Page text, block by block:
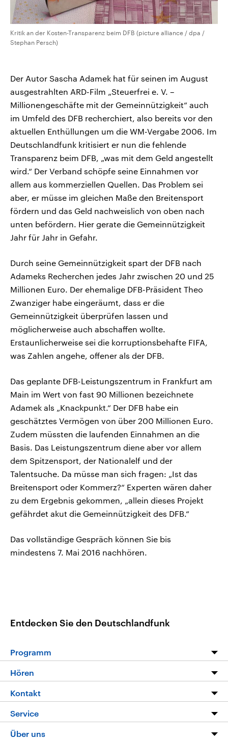
Kritik an der Kosten-Transparenz beim DFB (picture alliance / dpa /
Stephan Persch)
Der Autor Sascha Adamek hat für seinen im August
ausgestrahlten ARD-Film „Steuerfrei e. V. –
Millionengeschäfte mit der Gemeinnützigkeit“ auch
im Umfeld des DFB recherchiert, also bereits vor den
aktuellen Enthüllungen um die WM-Vergabe 2006. Im
Deutschlandfunk kritisiert er nun die fehlende
Transparenz beim DFB, „was mit dem Geld angestellt
wird.“ Der Verband schöpfe seine Einnahmen vor
allem aus kommerziellen Quellen. Das Problem sei
aber, er müsse im gleichen Maße den Breitensport
fördern und das Geld nachweislich von oben nach
unten befördern. Hier gerate die Gemeinnützigkeit
Jahr für Jahr in Gefahr.
Durch seine Gemeinnützigkeit spart der DFB nach
Adameks Recherchen jedes Jahr zwischen 20 und 25
Millionen Euro. Der ehemalige DFB-Präsident Theo
Zwanziger habe eingeräumt, dass er die
Gemeinnützigkeit überprüfen lassen und
möglicherweise auch abschaffen wollte.
Erstaunlicherweise sei die korruptionsbehafte FIFA,
was Zahlen angehe, offener als der DFB.
Das geplante DFB-Leistungszentrum in Frankfurt am
Main im Wert von fast 90 Millionen bezeichnete
Adamek als „Knackpunkt.“ Der DFB habe ein
geschätztes Vermögen von über 200 Millionen Euro.
Zudem müssten die laufenden Einnahmen an die
Basis. Das Leistungszentrum diene aber vor allem
dem Spitzensport, der Nationalelf und der
Talentsuche. Da müsse man sich fragen: „Ist das
Breitensport oder Kommerz?“ Experten wären daher
zu dem Ergebnis gekommen, „allein dieses Projekt
gefährdet akut die Gemeinnützigkeit des DFB.“
Das vollständige Gespräch können Sie bis
mindestens 7. Mai 2016 nachhören.
Entdecken Sie den Deutschlandfunk
Programm
Programm
Die Nachrichten
Nachrichtenleicht
Neue Beiträge auf dlf.de
Hören
Livestream
Podcasts
Kontakt
Hörerservice
Service
FAQ
Über uns